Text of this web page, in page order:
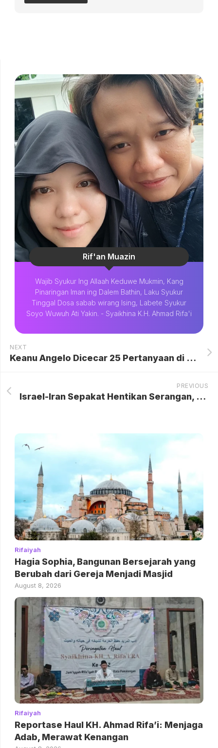
Rif'an Muazin
Wajib Syukur Ing Allaah Keduwe Mukmin, Kang
Pinaringan Iman ing Dalem Bathin, Laku Syukur
Tinggal Dosa sabab wirang Ising, Labete Syukur
Soyo Wuwuh Ati Yakin. - Syaikhina K.H. Ahmad Rifa'i
NEXT
Keanu Angelo Dicecar 25 Pertanyaan di Pemeriksaan Kasus Hanania Travel
PREVIOUS
Israel-Iran Sepakat Hentikan Serangan, tapi Saling Umbar Ancaman
Rifaiyah
Hagia Sophia, Bangunan Bersejarah yang
Berubah dari Gereja Menjadi Masjid
August 8, 2026
Rifaiyah
Reportase Haul KH. Ahmad Rifa’i: Menjaga
Adab, Merawat Kenangan